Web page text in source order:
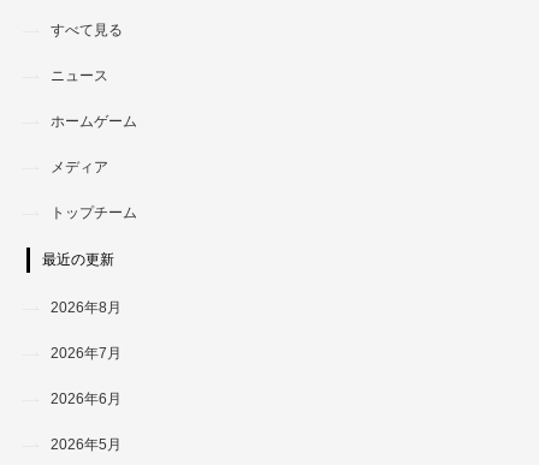
すべて見る
ニュース
ホームゲーム
メディア
トップチーム
最近の更新
2026年8月
2026年7月
2026年6月
2026年5月